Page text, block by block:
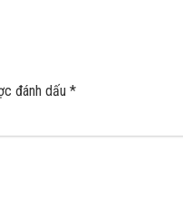
đánh dấu *